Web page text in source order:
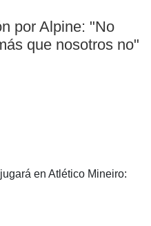
por Alpine: "No
que nosotros no"